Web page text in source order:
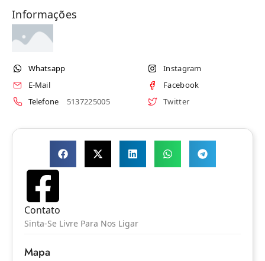
Informações
Whatsapp
E-Mail
Telefone
5137225005
Instagram
Facebook
Twitter
Contato
Sinta-Se Livre Para Nos Ligar
Mapa